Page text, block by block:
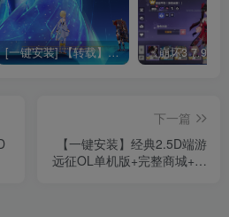
[一键安装] 【转载】原神3.4真端服务端+源码+配套客户端+详尽说明+GM工具+源码说明文件
下一篇
【一键安装】经典2.5D端游
远征OL单机版+完整商城+新